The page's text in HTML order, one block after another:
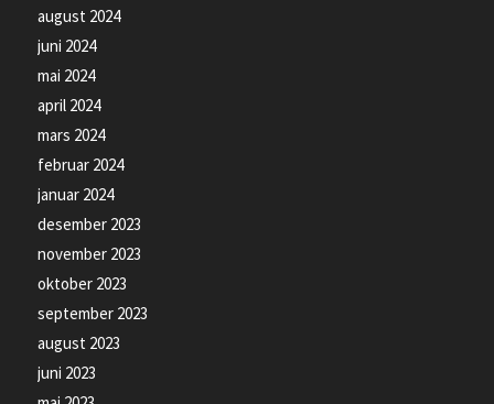
august 2024
juni 2024
mai 2024
april 2024
mars 2024
februar 2024
januar 2024
desember 2023
november 2023
oktober 2023
september 2023
august 2023
juni 2023